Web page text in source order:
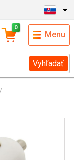
Vyhľadať
0
Menu